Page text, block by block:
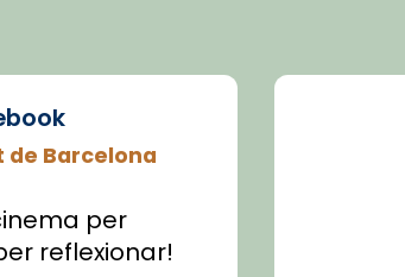
Barcelona
per
reflexionar!